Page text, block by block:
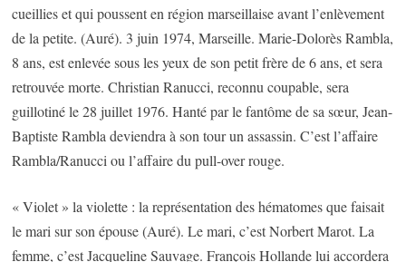
cueillies et qui poussent en région marseillaise avant l’enlèvement
de la petite. (Auré). 3 juin 1974, Marseille. Marie-Dolorès Rambla,
8 ans, est enlevée sous les yeux de son petit frère de 6 ans, et sera
retrouvée morte. Christian Ranucci, reconnu coupable, sera
guillotiné le 28 juillet 1976. Hanté par le fantôme de sa sœur, Jean-
Baptiste Rambla deviendra à son tour un assassin. C’est l’affaire
Rambla/Ranucci ou l’affaire du pull-over rouge.
« Violet » la violette : la représentation des hématomes que faisait
le mari sur son épouse (Auré). Le mari, c’est Norbert Marot. La
femme, c’est Jacqueline Sauvage. François Hollande lui accordera